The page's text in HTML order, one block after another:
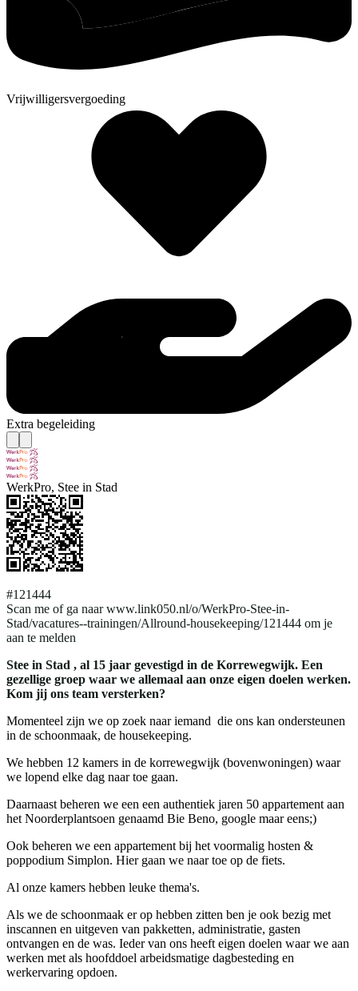
Vrijwilligersvergoeding
Extra begeleiding
WerkPro, Stee in Stad
#121444
Scan me of ga naar www.link050.nl/o/WerkPro-Stee-in-
Stad/vacatures--trainingen/Allround-housekeeping/121444 om je
aan te melden
Stee in Stad , al 15 jaar gevestigd in de Korrewegwijk. Een
gezellige groep waar we allemaal aan onze eigen doelen werken.
Kom jij ons team versterken?
Momenteel zijn we op zoek naar iemand die ons kan ondersteunen
in de schoonmaak, de housekeeping.
We hebben 12 kamers in de korrewegwijk (bovenwoningen) waar
we lopend elke dag naar toe gaan.
Daarnaast beheren we een een authentiek jaren 50 appartement aan
het Noorderplantsoen genaamd Bie Beno, google maar eens;)
Ook beheren we een appartement bij het voormalig hosten &
poppodium Simplon. Hier gaan we naar toe op de fiets.
Al onze kamers hebben leuke thema's.
Als we de schoonmaak er op hebben zitten ben je ook bezig met
inscannen en uitgeven van pakketten, administratie, gasten
ontvangen en de was. Ieder van ons heeft eigen doelen waar we aan
werken met als hoofddoel arbeidsmatige dagbesteding en
werkervaring opdoen.